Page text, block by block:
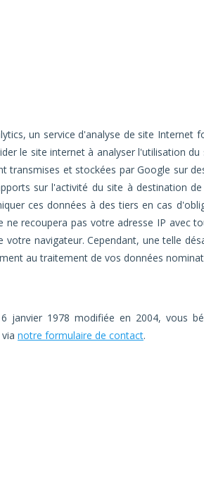
un service d'analyse de site Internet
le site internet à analyser l'utilisation
et stockées par Google sur
sur l'activité du site à destination
ces données à des tiers en cas
recoupera pas votre adresse IP avec
navigateur. Cependant, une telle
au traitement de vos données
1978 modifiée en 2004, vous
notre formulaire de contact.